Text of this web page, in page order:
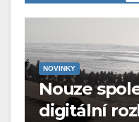
NOVINKY
Nouze
digitální